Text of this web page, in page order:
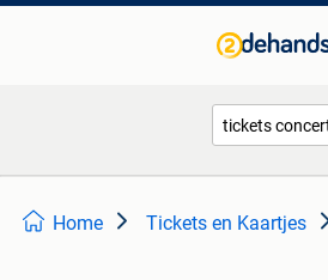
Home Tickets en Kaartjes